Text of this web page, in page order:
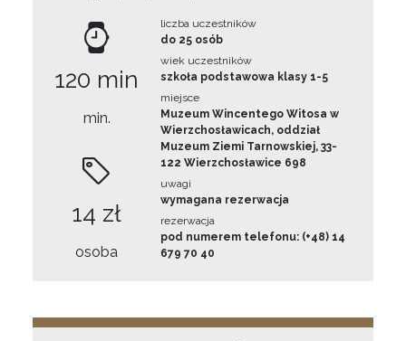
120 min
min.
14 zł
osoba
liczba uczestników
do 25 osób
wiek uczestników
szkoła podstawowa klasy 1-5
miejsce
Muzeum Wincentego Witosa w
Wierzchosławicach, oddział
Muzeum Ziemi Tarnowskiej, 33-
122 Wierzchosławice 698
uwagi
wymagana rezerwacja
rezerwacja
pod numerem telefonu: (+48) 14
679 70 40